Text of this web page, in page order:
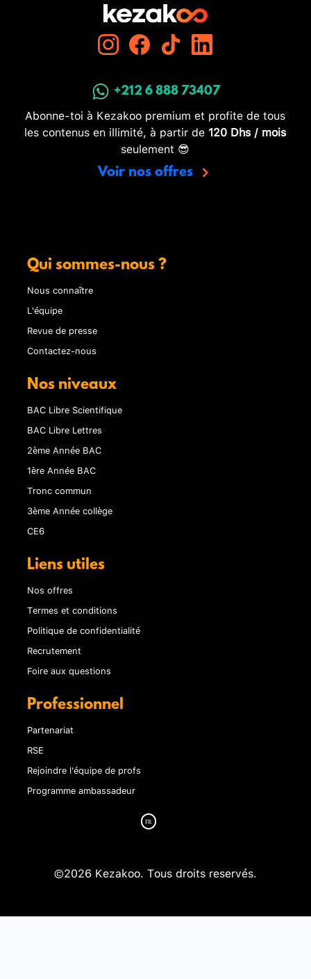
+212 6 888 73407
Abonne-toi à Kezakoo premium et profite de tous
les contenus en illimité, à partir de 120 Dhs / mois
seulement 😎
Voir nos offres
Qui sommes-nous ?
Nous connaître
L'équipe
Revue de presse
Contactez-nous
Nos niveaux
BAC Libre Scientifique
BAC Libre Lettres
2ème Année BAC
1ère Année BAC
Tronc commun
3ème Année collège
CE6
Liens utiles
Nos offres
Termes et conditions
Politique de confidentialité
Recrutement
Foire aux questions
Professionnel
Partenariat
RSE
Rejoindre l'équipe de profs
Programme ambassadeur
©2026 Kezakoo. Tous droits reservés.